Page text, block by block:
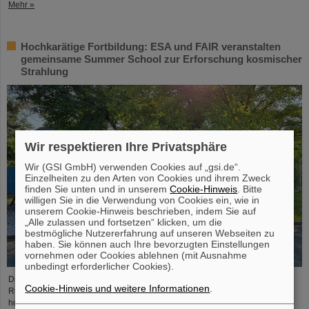
Mehr »
Hochkarätige Fortbildung: ESA und FAIR veranstalten
gemeinsame Summer School zur Erforschung kosmischer
Strahlung
Die „ESA FAIR Space Radiation Summer School 2024“ geht in eine neue
Runde: Mit seinem erstklassigen Ausbildungsprogramm und seiner
hochkarätigen Expertise, eingebunden in ein globales Netzwerk, zieht das
Wir respektieren Ihre Privatsphäre
Wir (GSI GmbH) verwenden Cookies auf „gsi.de“.
Einzelheiten zu den Arten von Cookies und ihrem Zweck
finden Sie unten und in unseremCookie-Hinweis . Bitte
willigen Sie in die Verwendung von Cookies ein, wie in
unserem Cookie-Hinweis beschrieben, indem Sie auf
„Alle zulassen und fortsetzen“ klicken, um die
bestmögliche Nutzererfahrung auf unseren Webseiten zu
haben. Sie können auch Ihre bevorzugten Einstellungen
vornehmen oder Cookies ablehnen (mit Ausnahme
unbedingt erforderlicher Cookies).
Cookie-Hinweis und weitere Informationen